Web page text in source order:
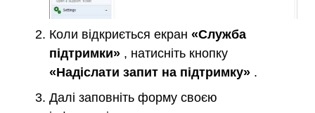
Коли відкриється екран «Служба
підтримки» , натисніть кнопку
«Надіслати запит на підтримку» .
Далі заповніть форму своєю